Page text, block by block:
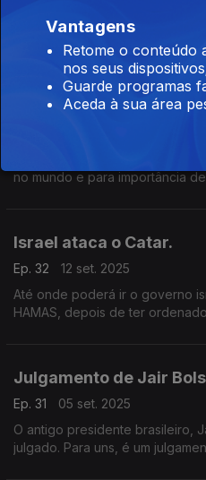
podem ter no desenvolvimento
sociedades africanas.
Os novos e os velhos
Unidas
no mundo e para importância
Israel ataca o Catar.
Ep. 32
12 set. 2025
Até onde poderá ir o governo
HAMAS, depois de ter
Julgamento de Jair
Ep. 31
05 set. 2025
O antigo presidente brasileiro,
julgado. Para uns, é um
Vantagens
Retome o conteúdo
nos seus
Guarde programas
Aceda à sua área